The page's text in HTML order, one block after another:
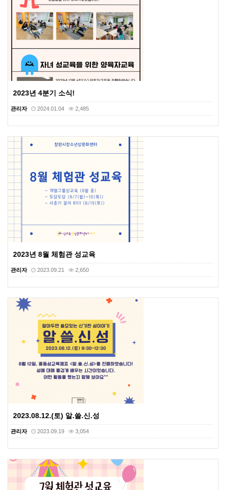
2023년 4분기 소식!
관리자 2024.01.04 2,485
2023년 8월 체험관 성교육
관리자 2023.09.21 2,650
2023.08.12.(토) 알.쓸.신.성
관리자 2023.09.19 3,054